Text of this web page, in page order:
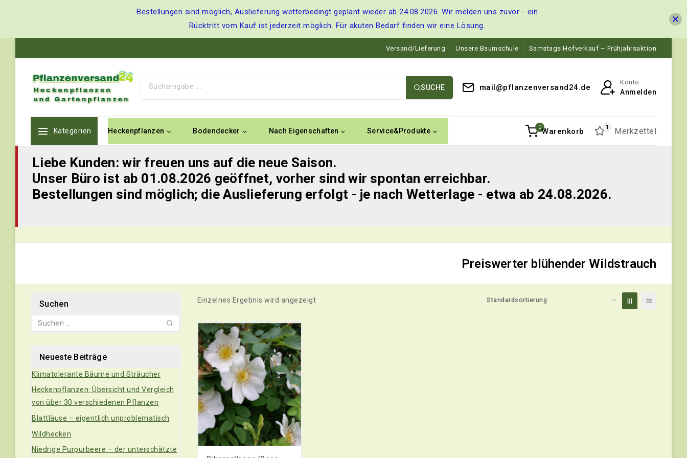
Versand/Lieferung Unsere Baumschule Samstags Hofverkauf – Frühjahrsaktion
SUCHE mail@pflanzenversand24.de
Konto
Anmelden
Kategorien Heckenpflanzen Bodendecker Nach Eigenschaften Service&Produkte 0Warenkorb 1 Merkzettel
Liebe Kunden: wir freuen uns auf die neue Saison.
Unser Büro ist ab 01.08.2026 geöffnet, vorher sind wir spontan erreichbar.
Bestellungen sind möglich; die Auslieferung erfolgt - je nach Wetterlage - etwa ab 24.08.2026.
Preiswerter blühender Wildstrauch
Einzelnes Ergebnis wird angezeigt
Suchen
Neueste Beiträge
Klimatolerante Bäume und Sträucher
Heckenpflanzen: Übersicht und Vergleich
von über 30 verschiedenen Pflanzen
Blattläuse – eigentlich unproblematisch
Wildhecken
Niedrige Purpurbeere – der unterschätzte
Bestellungen sind möglich, Auslieferung wetterbedingt geplant wieder ab 24.08.2026. Wir melden uns zuvor - ein
Rücktritt vom Kauf ist jederzeit möglich. Für akuten Bedarf finden wir eine Lösung.